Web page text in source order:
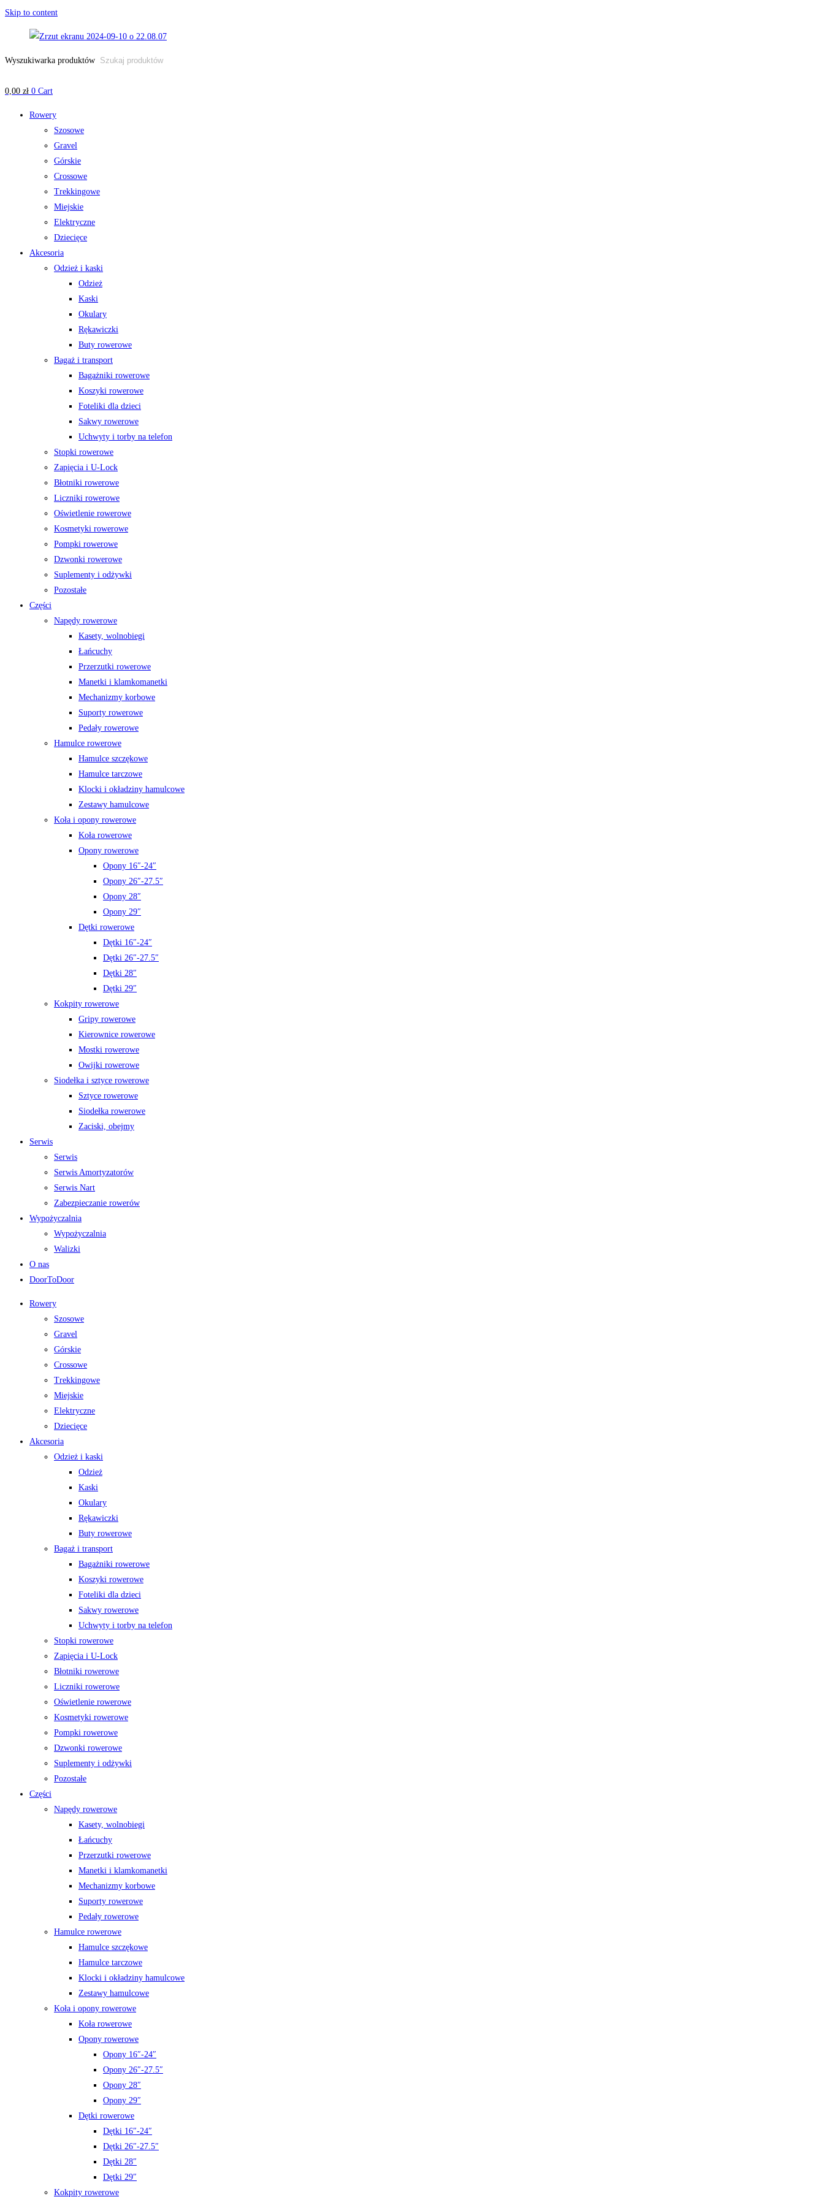
Skip to content
Wyszukiwarka produktów
0,00 zł 0 Cart
Rowery
Szosowe
Gravel
Górskie
Crossowe
Trekkingowe
Miejskie
Elektryczne
Dziecięce
Akcesoria
Odzież i kaski
Odzież
Kaski
Okulary
Rękawiczki
Buty rowerowe
Bagaż i transport
Bagażniki rowerowe
Koszyki rowerowe
Foteliki dla dzieci
Sakwy rowerowe
Uchwyty i torby na telefon
Stopki rowerowe
Zapięcia i U-Lock
Błotniki rowerowe
Liczniki rowerowe
Oświetlenie rowerowe
Kosmetyki rowerowe
Pompki rowerowe
Dzwonki rowerowe
Suplementy i odżywki
Pozostałe
Części
Napędy rowerowe
Kasety, wolnobiegi
Łańcuchy
Przerzutki rowerowe
Manetki i klamkomanetki
Mechanizmy korbowe
Suporty rowerowe
Pedały rowerowe
Hamulce rowerowe
Hamulce szczękowe
Hamulce tarczowe
Klocki i okładziny hamulcowe
Zestawy hamulcowe
Koła i opony rowerowe
Koła rowerowe
Opony rowerowe
Opony 16″-24″
Opony 26″-27.5″
Opony 28″
Opony 29″
Dętki rowerowe
Dętki 16″-24″
Dętki 26″-27.5″
Dętki 28″
Dętki 29″
Kokpity rowerowe
Gripy rowerowe
Kierownice rowerowe
Mostki rowerowe
Owijki rowerowe
Siodełka i sztyce rowerowe
Sztyce rowerowe
Siodełka rowerowe
Zaciski, obejmy
Serwis
Serwis
Serwis Amortyzatorów
Serwis Nart
Zabezpieczanie rowerów
Wypożyczalnia
Wypożyczalnia
Walizki
O nas
DoorToDoor
Rowery
Szosowe
Gravel
Górskie
Crossowe
Trekkingowe
Miejskie
Elektryczne
Dziecięce
Akcesoria
Odzież i kaski
Odzież
Kaski
Okulary
Rękawiczki
Buty rowerowe
Bagaż i transport
Bagażniki rowerowe
Koszyki rowerowe
Foteliki dla dzieci
Sakwy rowerowe
Uchwyty i torby na telefon
Stopki rowerowe
Zapięcia i U-Lock
Błotniki rowerowe
Liczniki rowerowe
Oświetlenie rowerowe
Kosmetyki rowerowe
Pompki rowerowe
Dzwonki rowerowe
Suplementy i odżywki
Pozostałe
Części
Napędy rowerowe
Kasety, wolnobiegi
Łańcuchy
Przerzutki rowerowe
Manetki i klamkomanetki
Mechanizmy korbowe
Suporty rowerowe
Pedały rowerowe
Hamulce rowerowe
Hamulce szczękowe
Hamulce tarczowe
Klocki i okładziny hamulcowe
Zestawy hamulcowe
Koła i opony rowerowe
Koła rowerowe
Opony rowerowe
Opony 16″-24″
Opony 26″-27.5″
Opony 28″
Opony 29″
Dętki rowerowe
Dętki 16″-24″
Dętki 26″-27.5″
Dętki 28″
Dętki 29″
Kokpity rowerowe